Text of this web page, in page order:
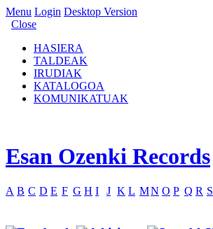
Menu Login Desktop Version
Close
HASIERA
TALDEAK
IRUDIAK
KATALOGOA
KOMUNIKATUAK
Esan Ozenki Records
A B C D E F G H I J K L MN O P Q R S